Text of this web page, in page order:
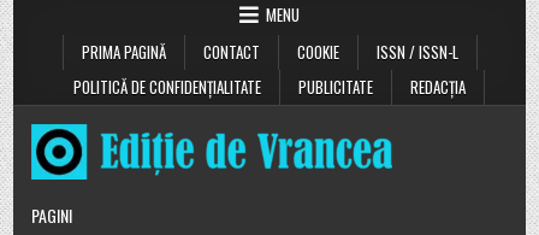
MENU
PRIMA PAGINĂ
CONTACT COOKIE
ISSN / ISSN-L
POLITICĂ DE CONFIDENȚIALITATE
PUBLICITATE REDACȚIA
PAGINI